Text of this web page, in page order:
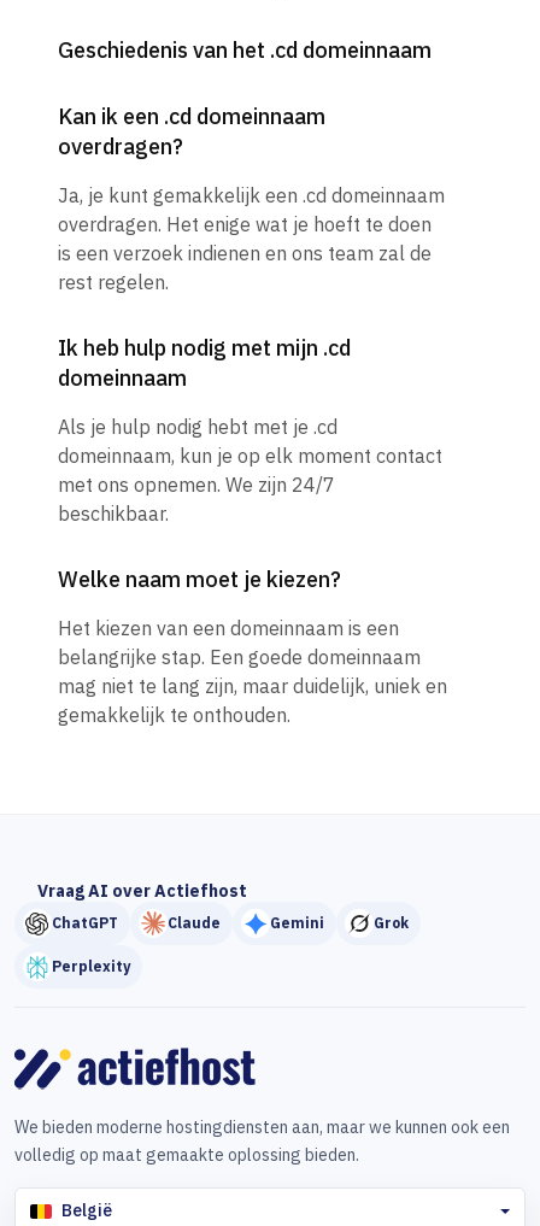
Geschiedenis van het .cd domeinnaam
Kan ik een .cd domeinnaam
overdragen?
Ja, je kunt gemakkelijk een .cd domeinnaam
overdragen. Het enige wat je hoeft te doen
is een verzoek indienen en ons team zal de
rest regelen.
Ik heb hulp nodig met mijn .cd
domeinnaam
Als je hulp nodig hebt met je .cd
domeinnaam, kun je op elk moment contact
met ons opnemen. We zijn 24/7
beschikbaar.
Welke naam moet je kiezen?
Het kiezen van een domeinnaam is een
belangrijke stap. Een goede domeinnaam
mag niet te lang zijn, maar duidelijk, uniek en
gemakkelijk te onthouden.
Vraag AI over Actiefhost
ChatGPT Claude Gemini Grok
Perplexity
We bieden moderne hostingdiensten aan, maar we kunnen ook een
volledig op maat gemaakte oplossing bieden.
België